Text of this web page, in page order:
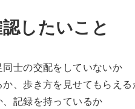
したいこと
士の交配をしていないか
、歩き方を見せてもらえる
記録を持っているか